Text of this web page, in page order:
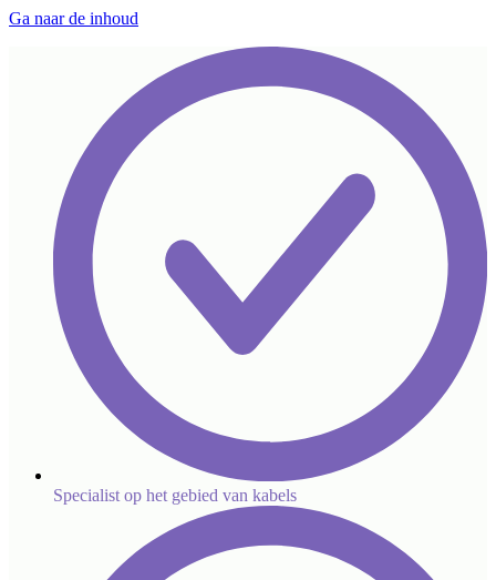
Ga naar de inhoud
Specialist op het gebied van kabels